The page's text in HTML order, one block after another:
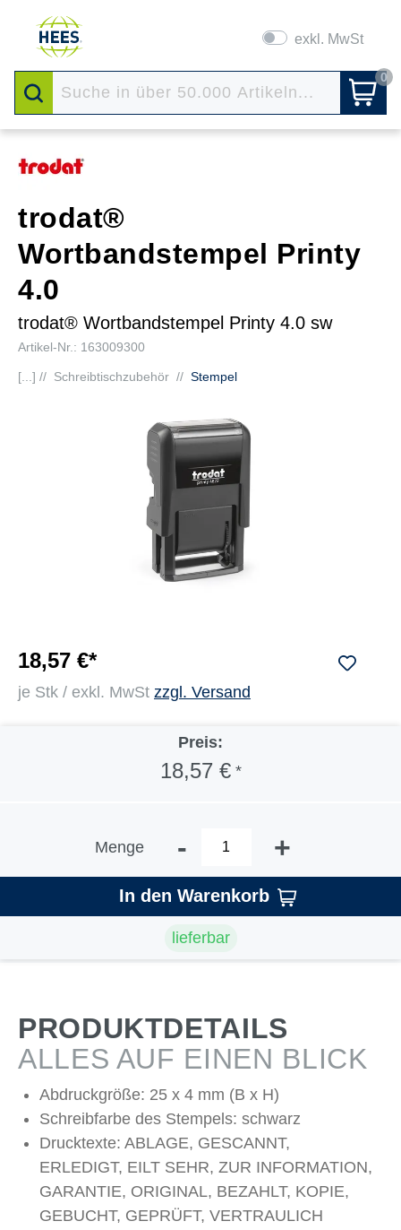
exkl. MwSt
0
trodat®
Wortbandstempel Printy
4.0
trodat® Wortbandstempel Printy 4.0 sw
Artikel-Nr.: 163009300
[...] // Schreibtischzubehör // Stempel
18,57 €*
je Stk / exkl. MwSt zzgl. Versand
Preis:
18,57 €*
Menge - +
In den Warenkorb
lieferbar
PRODUKTDETAILS
ALLES AUF EINEN BLICK
Abdruckgröße: 25 x 4 mm (B x H)
Schreibfarbe des Stempels: schwarz
Drucktexte: ABLAGE, GESCANNT,
ERLEDIGT, EILT SEHR, ZUR INFORMATION,
GARANTIE, ORIGINAL, BEZAHLT, KOPIE,
GEBUCHT, GEPRÜFT, VERTRAULICH